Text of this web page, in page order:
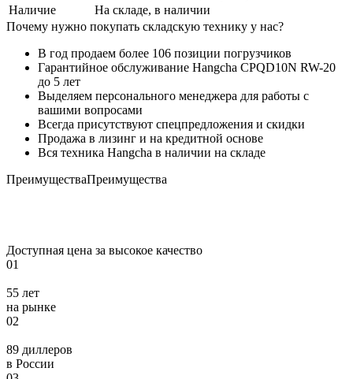
Наличие
На складе, в наличии
Почему нужно покупать складскую технику у нас?
В год продаем более 106 позиции погрузчиков
Гарантийное обслуживание Hangcha CPQD10N RW-20
до 5 лет
Выделяем персонального менеджера для работы с
вашими вопросами
Всегда присутствуют спецпредложения и скидки
Продажа в лизинг и на кредитной основе
Вся техника Hangcha в наличии на складе
ПреимуществаПреимущества
Доступная цена за высокое качество
01
55 лет
на рынке
02
89 диллеров
в России